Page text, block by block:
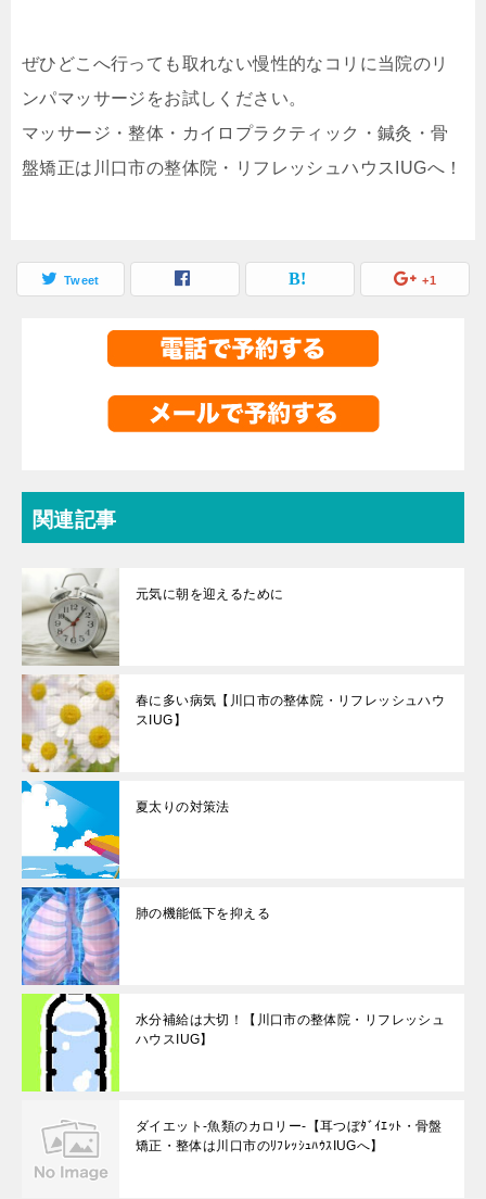
ぜひどこへ行っても取れない慢性的なコリに当院のリ
ンパマッサージをお試しください。
マッサージ・整体・カイロプラクティック・鍼灸・骨
盤矯正は川口市の整体院・リフレッシュハウスIUGへ！
Tweet +1
関連記事
元気に朝を迎えるために
春に多い病気【川口市の整体院・リフレッシュハウ
スIUG】
夏太りの対策法
肺の機能低下を抑える
水分補給は大切！【川口市の整体院・リフレッシュ
ハウスIUG】
ダイエット-魚類のカロリー-【耳つぼﾀﾞｲｴｯﾄ・骨盤
矯正・整体は川口市のﾘﾌﾚｯｼｭﾊｳｽIUGへ】